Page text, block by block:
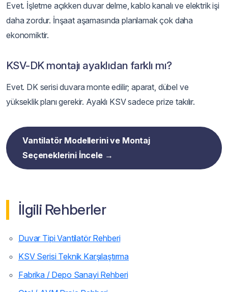
Evet. İşletme açıkken duvar delme, kablo kanalı ve elektrik işi
daha zordur. İnşaat aşamasında planlamak çok daha
ekonomiktir.
KSV-DK montajı ayaklıdan farklı mı?
Evet. DK serisi duvara monte edilir; aparat, dübel ve
yükseklik planı gerekir. Ayaklı KSV sadece prize takılır.
Vantilatör Modellerini ve Montaj
Seçeneklerini İncele →
İlgili Rehberler
Duvar Tipi Vantilatör Rehberi
KSV Serisi Teknik Karşılaştırma
Fabrika / Depo Sanayi Rehberi